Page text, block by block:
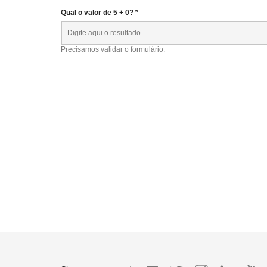
Qual o valor de 5 + 0? *
Precisamos validar o formulário.